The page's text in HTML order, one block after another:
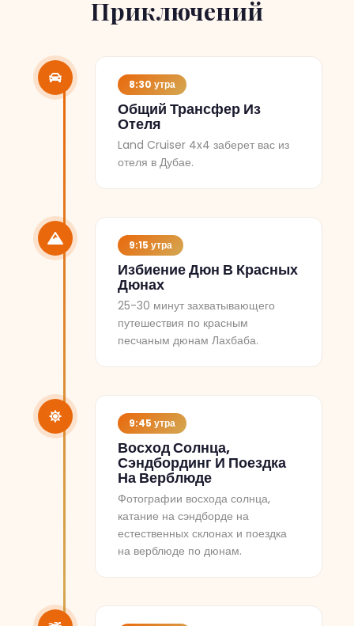
Приключений
8:30 утра
Общий Трансфер Из
Отеля
Land Cruiser 4x4 заберет вас из
отеля в Дубае.
9:15 утра
Избиение Дюн В Красных
Дюнах
25-30 минут захватывающего
путешествия по красным
песчаным дюнам Лахбаба.
9:45 утра
Восход Солнца,
Сэндбординг И Поездка
На Верблюде
Фотографии восхода солнца,
катание на сэндборде на
естественных склонах и поездка
на верблюде по дюнам.